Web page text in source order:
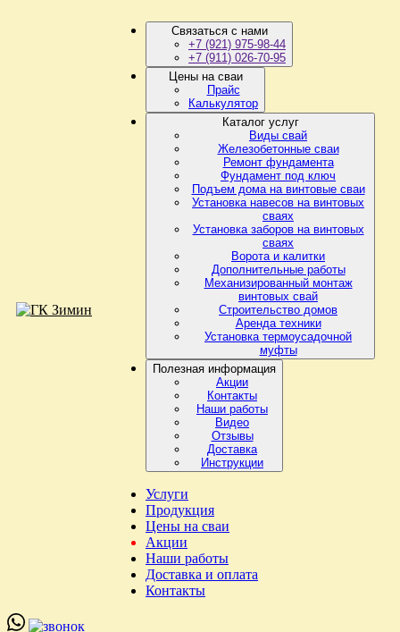
Связаться с нами
+7 (921) 975-98-44
+7 (911) 026-70-95
Цены на сваи
Прайс
Калькулятор
Каталог услуг
Виды свай
Железобетонные сваи
Ремонт фундамента
Фундамент под ключ
Подъем дома на винтовые сваи
Установка навесов на винтовых
сваях
Установка заборов на винтовых
сваях
Ворота и калитки
Дополнительные работы
Механизированный монтаж
винтовых свай
Строительство домов
Аренда техники
Установка термоусадочной
муфты
Полезная информация
Акции
Контакты
Наши работы
Видео
Отзывы
Доставка
Инструкции
Услуги
Продукция
Цены на сваи
Акции
Наши работы
Доставка и оплата
Контакты